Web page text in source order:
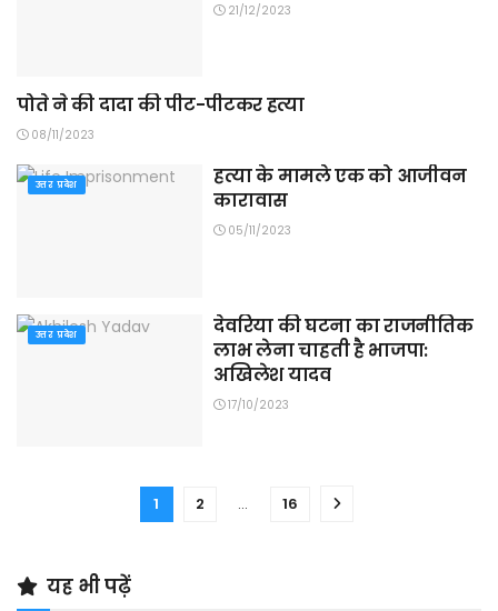
21/12/2023
उत्तर प्रदेश
पोते ने की दादा की पीट-पीटकर हत्या
08/11/2023
उत्तर प्रदेश
हत्या के मामले एक को आजीवन
कारावास
05/11/2023
उत्तर प्रदेश
देवरिया की घटना का राजनीतिक
लाभ लेना चाहती है भाजपा:
अखिलेश यादव
17/10/2023
1 2 … 16
यह भी पढ़ें